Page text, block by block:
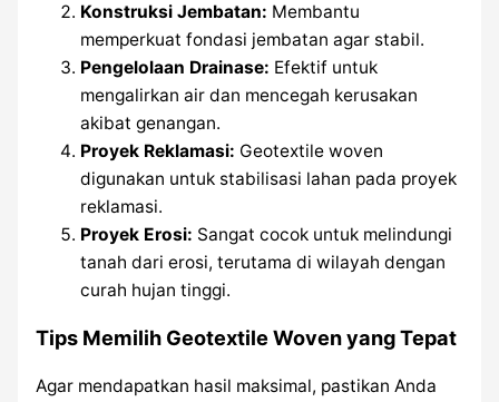
Konstruksi Jembatan: Membantu
memperkuat fondasi jembatan agar stabil.
Pengelolaan Drainase: Efektif untuk
mengalirkan air dan mencegah kerusakan
akibat genangan.
Proyek Reklamasi: Geotextile woven
digunakan untuk stabilisasi lahan pada proyek
reklamasi.
Proyek Erosi: Sangat cocok untuk melindungi
tanah dari erosi, terutama di wilayah dengan
curah hujan tinggi.
Tips Memilih Geotextile Woven yang Tepat
Agar mendapatkan hasil maksimal, pastikan Anda